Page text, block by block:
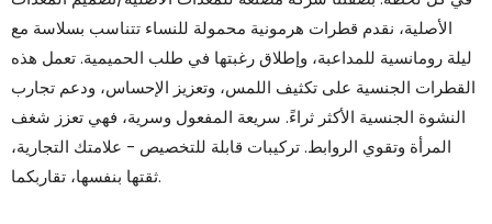
الأصلية، نقدم قطرات هرمونية محمولة للنساء تتناسب بسلاسة مع
ليلة رومانسية للمداعبة، وإطلاق رغبتها في طلب الحميمية. تعمل هذه
القطرات الجنسية على تكثيف اللمس، وتعزيز الإحساس، ودعم تجارب
النشوة الجنسية الأكثر ثراءً. سريعة المفعول وسرية، فهي تعزز شغف
المرأة وتقوي الروابط. تركيبات قابلة للتخصيص - علامتك التجارية،
ثقتها بنفسها، تقاربكما.